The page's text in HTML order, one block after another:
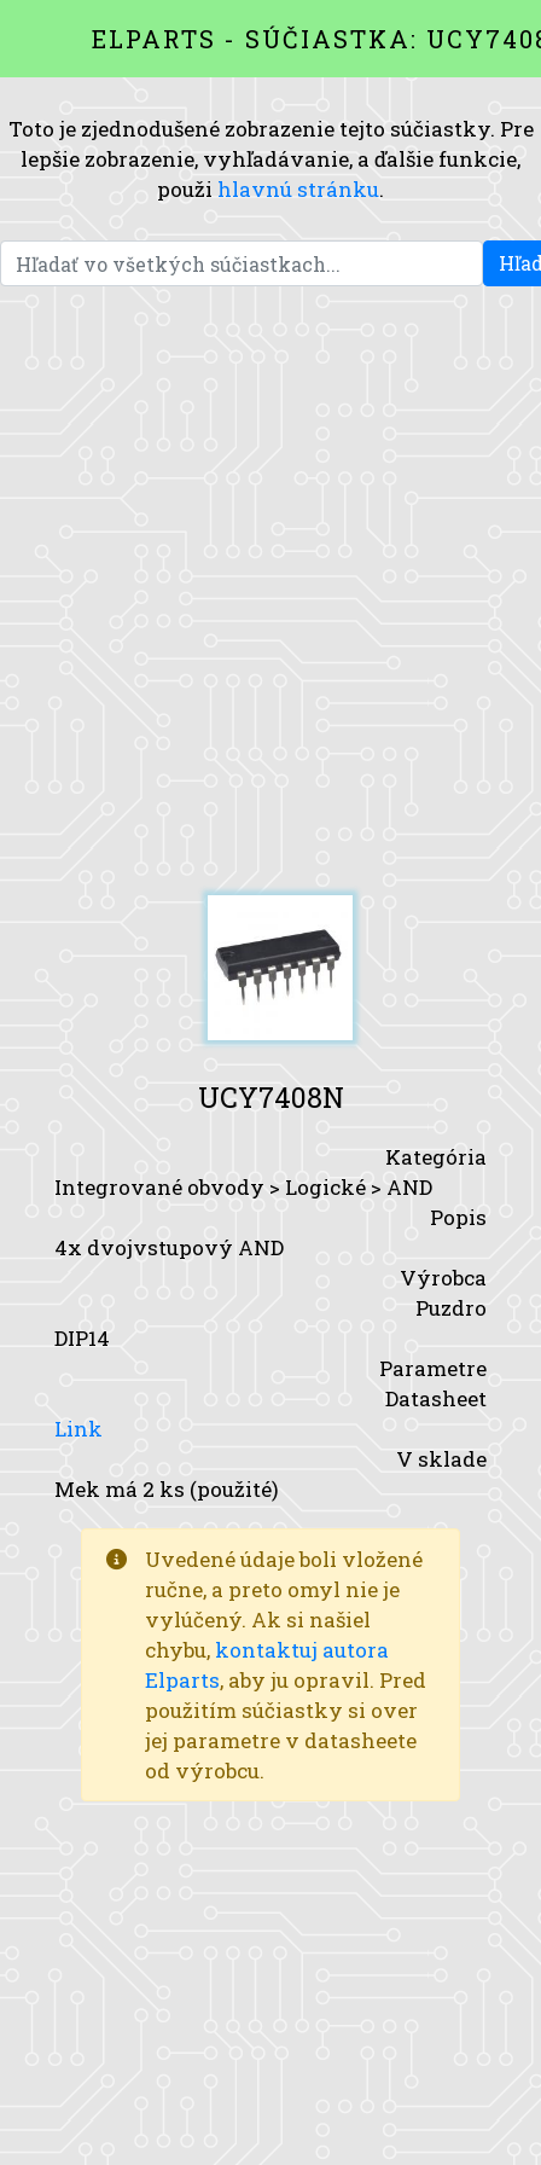
ELPARTS - SÚČIASTKA:
Toto je zjednodušené zobrazenie tejto súčiastky. Pre
lepšie zobrazenie, vyhľadávanie, a ďalšie funkcie,
použi hlavnú stránku.
UCY7408N
Kategória
Integrované obvody > Logické > AND
Popis
4x dvojvstupový AND
Výrobca
Puzdro
DIP14
Parametre
Datasheet
Link
V sklade
Mek má 2 ks (použité)
Uvedené údaje boli vložené
ručne, a preto omyl nie je
vylúčený. Ak si našiel
chybu, kontaktuj autora
Elparts, aby ju opravil. Pred
použitím súčiastky si over
jej parametre v datasheete
od výrobcu.